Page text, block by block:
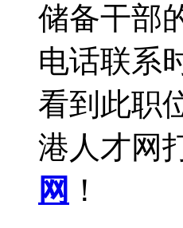
储备干部
电话联系
看到此职
港人才网
网 ！